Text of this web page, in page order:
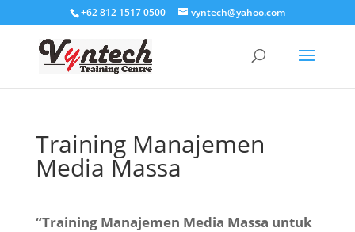
+62 812 1517 0500 vyntech@yahoo.com
Training Manajemen
Media Massa
“Training Manajemen Media Massa untuk